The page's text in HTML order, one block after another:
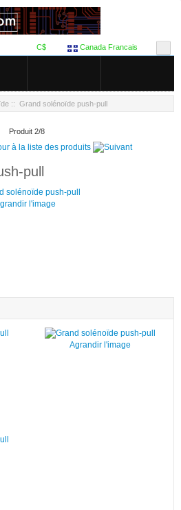
Canada Francais
C$
:: Grand solénoïde push-pull
Produit 2/8
pull
l'image
Agrandir l'image